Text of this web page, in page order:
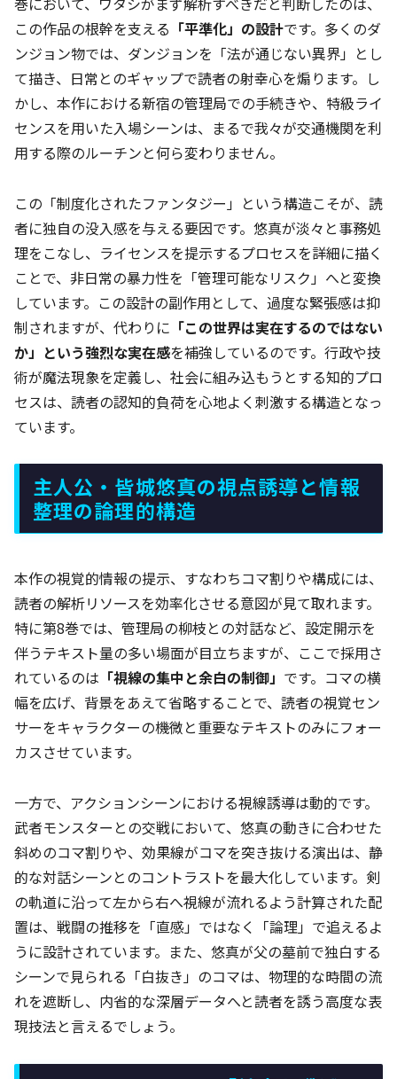
この作品の根幹を支える 「平準化」の設計です。多くのダ
ンジョン物では、ダンジョンを「法が通じない異界」とし
て描き、日常とのギャップで読者の射幸心を煽ります。し
かし、本作における新宿の管理局での手続きや、特級ライ
センスを用いた入場シーンは、まるで我々が交通機関を利
用する際のルーチンと何ら変わりません。
この「制度化されたファンタジー」という構造こそが、読
者に独自の没入感を与える要因です。悠真が淡々と事務処
理をこなし、ライセンスを提示するプロセスを詳細に描く
ことで、非日常の暴力性を「管理可能なリスク」へと変換
しています。この設計の副作用として、過度な緊張感は抑
制されますが、代わりに 「この世界は実在するのではない
か」という強烈な実在感を補強しているのです。行政や技
術が魔法現象を定義し、社会に組み込もうとする知的プロ
セスは、読者の認知的負荷を心地よく刺激する構造となっ
ています。
主人公・皆城悠真の視点誘導と情報
整理の論理的構造
本作の視覚的情報の提示、すなわちコマ割りや構成には、
読者の解析リソースを効率化させる意図が見て取れます。
特に第8巻では、管理局の柳枝との対話など、設定開示を
伴うテキスト量の多い場面が目立ちますが、ここで採用さ
れているのは 「視線の集中と余白の制御」 です。コマの横
幅を広げ、背景をあえて省略することで、読者の視覚セン
サーをキャラクターの機微と重要なテキストのみにフォー
カスさせています。
一方で、アクションシーンにおける視線誘導は動的です。
武者モンスターとの交戦において、悠真の動きに合わせた
斜めのコマ割りや、効果線がコマを突き抜ける演出は、静
的な対話シーンとのコントラストを最大化しています。剣
の軌道に沿って左から右へ視線が流れるよう計算された配
置は、戦闘の推移を「直感」ではなく「論理」で追えるよ
うに設計されています。また、悠真が父の墓前で独白する
シーンで見られる「白抜き」のコマは、物理的な時間の流
れを遮断し、内省的な深層データへと読者を誘う高度な表
現技法と言えるでしょう。